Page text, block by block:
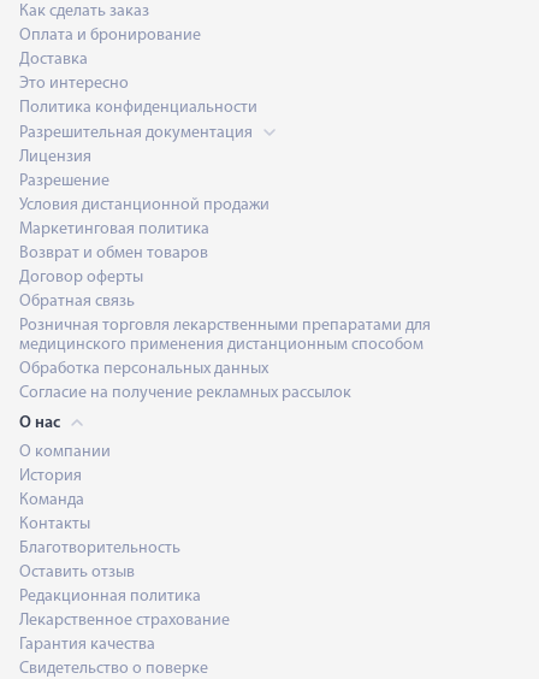
Как сделать заказ
Оплата и бронирование
Доставка
Это интересно
Политика конфиденциальности
Разрешительная документация
Лицензия
Разрешение
Условия дистанционной продажи
Маркетинговая политика
Возврат и обмен товаров
Договор оферты
Обратная связь
Розничная торговля лекарственными препаратами для
медицинского применения дистанционным способом
Обработка персональных данных
Согласие на получение рекламных рассылок
О нас
О компании
История
Команда
Контакты
Благотворительность
Оставить отзыв
Редакционная политика
Лекарственное страхование
Гарантия качества
Свидетельство о поверке